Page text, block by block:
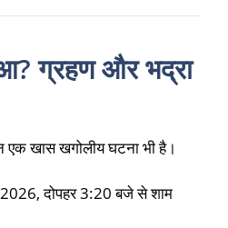
ग्रहण और भद्रा
एक खास खगोलीय घटना भी है।
2026, दोपहर 3:20 बजे से शाम